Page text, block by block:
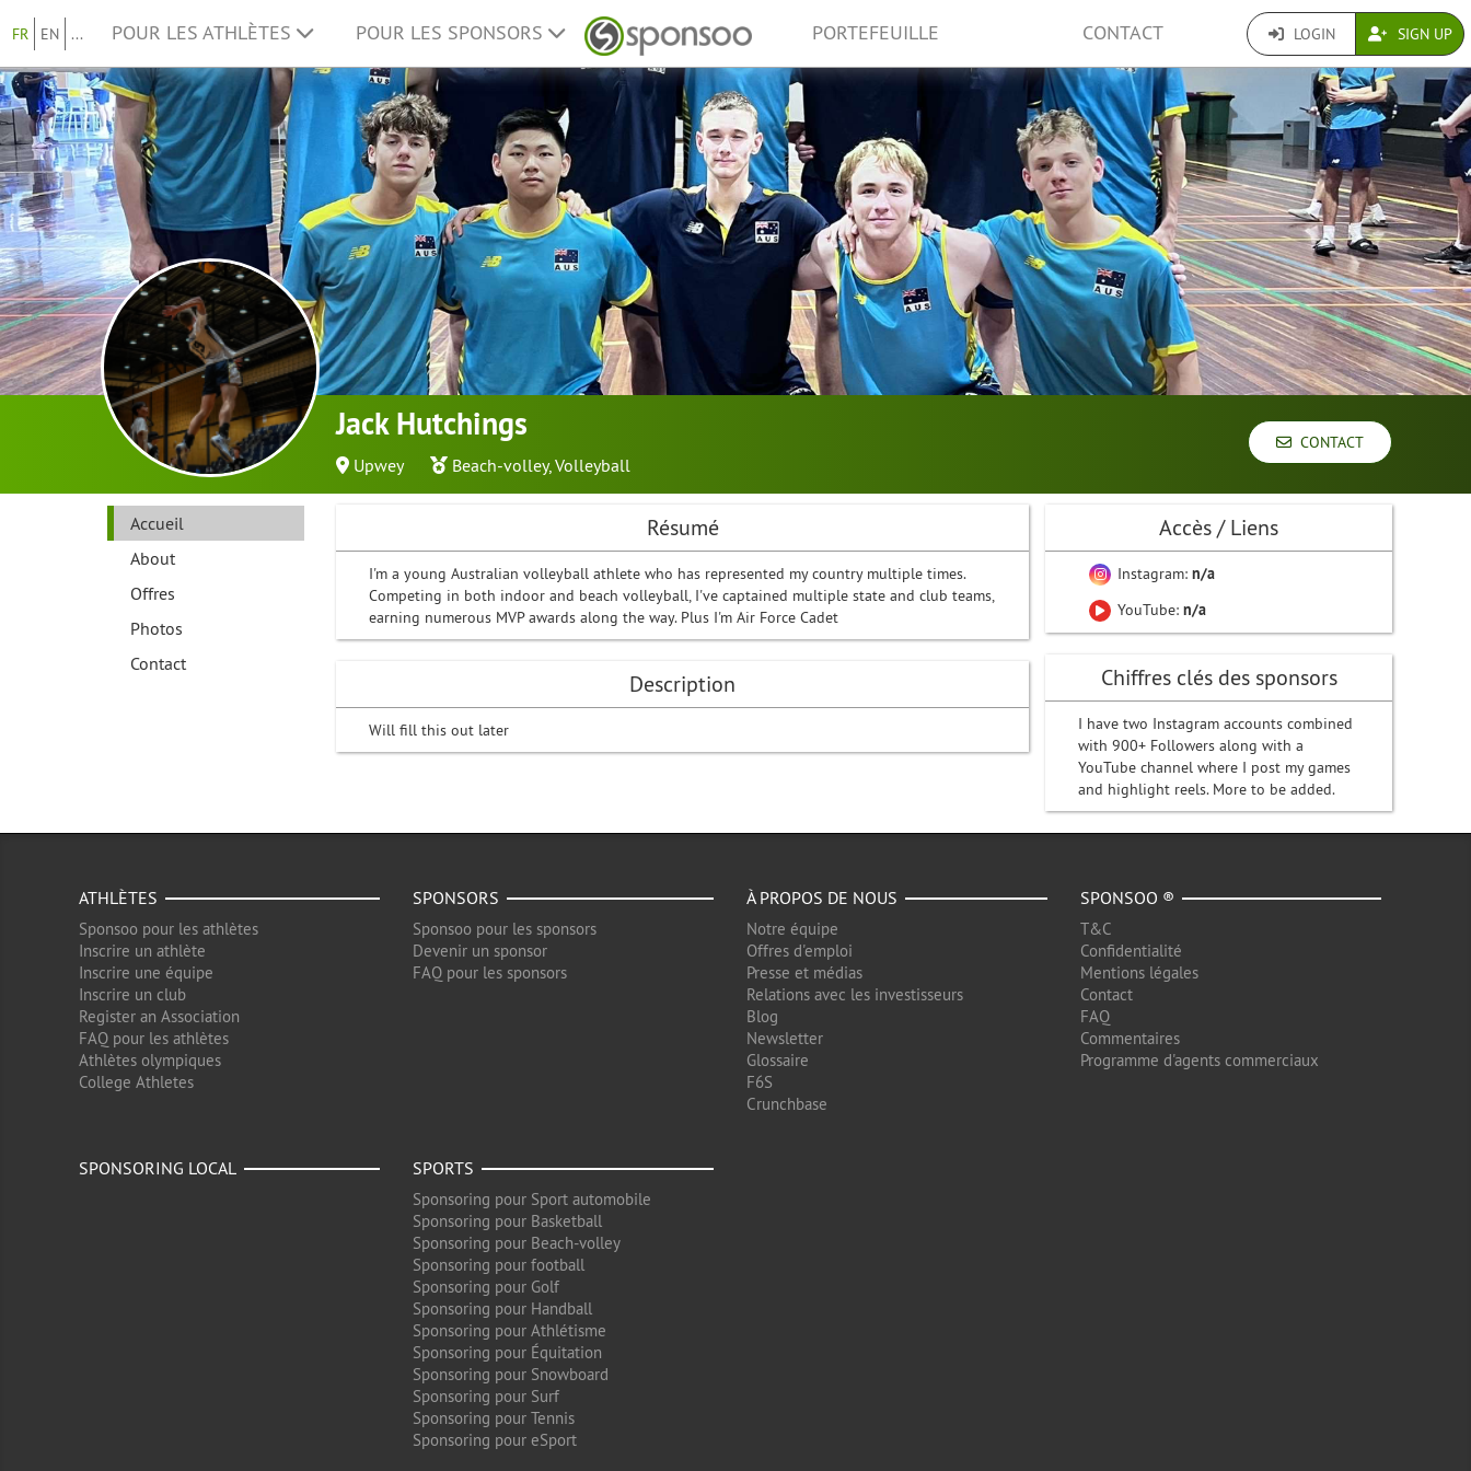
FR EN ... POUR LES ATHLÈTES POUR LES SPONSORS PORTEFEUILLE CONTACT LOGIN SIGN UP
Jack Hutchings
Upwey Beach-volley,Volleyball
CONTACT
Accueil
About
Offres
Photos
Contact
Résumé
I'm a young Australian volleyball athlete who has represented my country multiple times.
Competing in both indoor and beach volleyball, I've captained multiple state and club teams,
earning numerous MVP awards along the way. Plus I'm Air Force Cadet
Description
Will fill this out later
Accès / Liens
Instagram:n/a
YouTube:n/a
Chiffres clés des sponsors
I have two Instagram accounts combined
with 900+ Followers along with a
YouTube channel where I post my games
and highlight reels. More to be added.
ATHLÈTES
Sponsoo pour les athlètes
Inscrire un athlète
Inscrire une équipe
Inscrire un club
Register an Association
FAQ pour les athlètes
Athlètes olympiques
College Athletes
SPONSORS
Sponsoo pour les sponsors
Devenir un sponsor
FAQ pour les sponsors
À PROPOS DE NOUS
Notre équipe
Offres d'emploi
Presse et médias
Relations avec les investisseurs
Blog
Newsletter
Glossaire
F6S
Crunchbase
SPONSOO ®
T&C
Confidentialité
Mentions légales
Contact
FAQ
Commentaires
Programme d'agents commerciaux
SPONSORING LOCAL SPORTS
Sponsoring pour Sport automobile
Sponsoring pour Basketball
Sponsoring pour Beach-volley
Sponsoring pour football
Sponsoring pour Golf
Sponsoring pour Handball
Sponsoring pour Athlétisme
Sponsoring pour Équitation
Sponsoring pour Snowboard
Sponsoring pour Surf
Sponsoring pour Tennis
Sponsoring pour eSport